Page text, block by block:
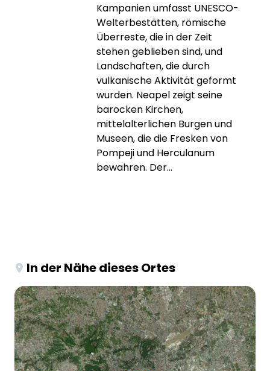
Kampanien umfasst UNESCO-
Welterbestätten, römische
Überreste, die in der Zeit
stehen geblieben sind, und
Landschaften, die durch
vulkanische Aktivität geformt
wurden. Neapel zeigt seine
barocken Kirchen,
mittelalterlichen Burgen und
Museen, die die Fresken von
Pompeji und Herculanum
bewahren. Der...
In der Nähe dieses Ortes